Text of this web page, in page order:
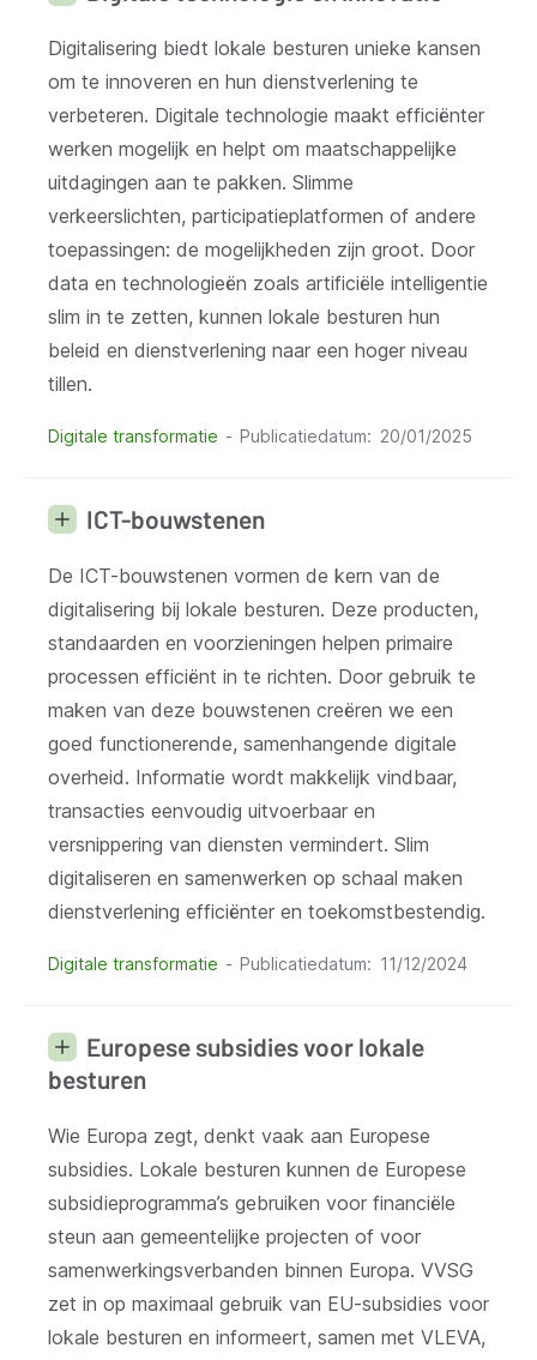
Digitalisering biedt lokale besturen unieke kansen
om te innoveren en hun dienstverlening te
verbeteren. Digitale technologie maakt efficiënter
werken mogelijk en helpt om maatschappelijke
uitdagingen aan te pakken. Slimme
verkeerslichten, participatieplatformen of andere
toepassingen: de mogelijkheden zijn groot. Door
data en technologieën zoals artificiële intelligentie
slim in te zetten, kunnen lokale besturen hun
beleid en dienstverlening naar een hoger niveau
tillen.
Digitale transformatie Publicatiedatum 20/01/2025
ICT-bouwstenen
De ICT-bouwstenen vormen de kern van de
digitalisering bij lokale besturen. Deze producten,
standaarden en voorzieningen helpen primaire
processen efficiënt in te richten. Door gebruik te
maken van deze bouwstenen creëren we een
goed functionerende, samenhangende digitale
overheid. Informatie wordt makkelijk vindbaar,
transacties eenvoudig uitvoerbaar en
versnippering van diensten vermindert. Slim
digitaliseren en samenwerken op schaal maken
dienstverlening efficiënter en toekomstbestendig.
Digitale transformatie Publicatiedatum 11/12/2024
Europese subsidies voor lokale
besturen
Wie Europa zegt, denkt vaak aan Europese
subsidies. Lokale besturen kunnen de Europese
subsidieprogramma’s gebruiken voor financiële
steun aan gemeentelijke projecten of voor
samenwerkingsverbanden binnen Europa. VVSG
zet in op maximaal gebruik van EU-subsidies voor
lokale besturen en informeert, samen met VLEVA,